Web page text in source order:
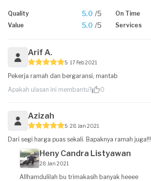
Quality 5.0 /5 On Time
Value 5.0 /5 Services
Arif A.
5 17 Feb 2021
Pekerja ramah dan bergaransi, mantab
Apakah ulasan ini membantu?
0
Azizah
5 28 Jan 2021
Dari segi harga puas sekali. Bapaknya ramah juga!!!
Heny Candra Listyawan
28 Jan 2021
Allhamdulilah bu trimakasih banyak heeee